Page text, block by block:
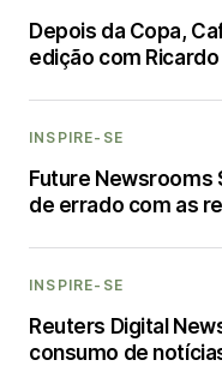
Depois da Copa,
edição com
INSPIRE-SE
Future Newsrooms
de errado com as
INSPIRE-SE
Reuters Digital
consumo de